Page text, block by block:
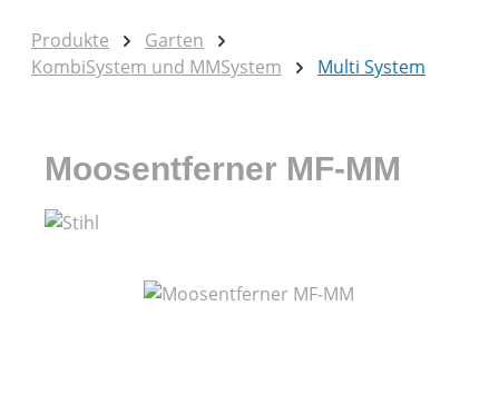
Produkte
Garten
KombiSystem und MMSystem
Multi System
Moosentferner MF-MM
Bildergalerie überspringen